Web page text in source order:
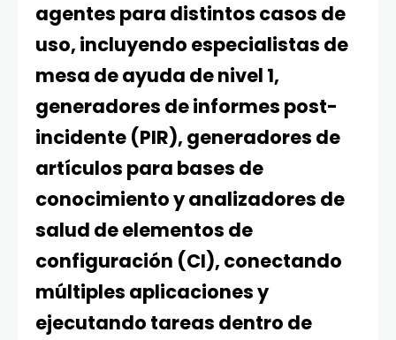
agentes para distintos casos de
uso, incluyendo especialistas de
mesa de ayuda de nivel 1,
generadores de informes post-
incidente (PIR), generadores de
artículos para bases de
conocimiento y analizadores de
salud de elementos de
configuración (CI), conectando
múltiples aplicaciones y
ejecutando tareas dentro de